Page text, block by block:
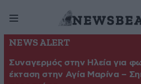
NEWS ALERT
Συναγερμός στην Ηλεία για
έκταση στην Αγία Μαρίνα –